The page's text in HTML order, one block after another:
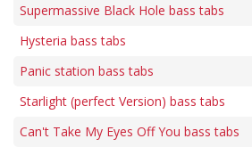
Supermassive Black Hole bass tabs
Hysteria bass tabs
Panic station bass tabs
Starlight (perfect Version) bass tabs
Can't Take My Eyes Off You bass tabs